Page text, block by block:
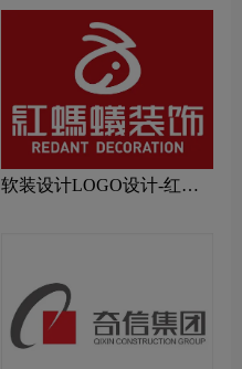
软装设计LOGO设计-红蚂